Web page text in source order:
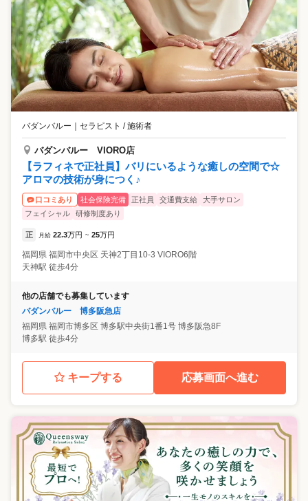
バダンバルー セラピスト / 施術者
バダンバルー VIORO店
【ラフィネで正社員】バリにいるような癒しの空間で☆
アロマの技術が身につく♪
口コミあり 社会保険完備 正社員 交通費支給
大手サロン
フェイシャル
研修制度あり
正 月給 22.3万円 ~ 25万円
福岡県 福岡市中央区 天神2丁目10-3 VIORO6階
天神駅 徒歩4分
他の店舗でも募集しています
バダンバルー 博多阪急店
福岡県 福岡市博多区 博多駅中央街1番1号 博多阪急8F
博多駅 徒歩4分
キープする 応募画面へ進む